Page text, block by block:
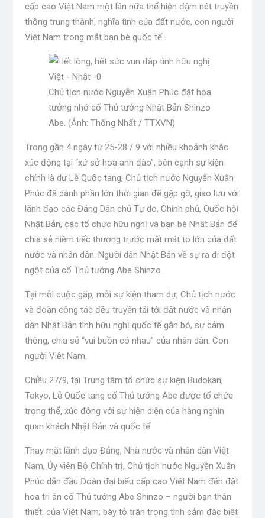
cấp cao Việt Nam một lần nữa thể hiện đậm nét truyền
thống trung thành, nghĩa tình của đất nước, con người
Việt Nam trong mắt bạn bè quốc tế.
Chủ tịch nước Nguyễn Xuân Phúc đặt hoa
tưởng nhớ cố Thủ tướng Nhật Bản Shinzo
Abe. (Ảnh: Thống Nhất / TTXVN)
Trong gần 4 ngày từ 25-28 / 9 với nhiều khoảnh khắc
xúc động tại “xứ sở hoa anh đào”, bên cạnh sự kiện
chính là dự Lễ Quốc tang, Chủ tịch nước Nguyễn Xuân
Phúc đã dành phần lớn thời gian để gặp gỡ, giao lưu với
lãnh đạo các Đảng Dân chủ Tự do, Chính phủ, Quốc hội
Nhật Bản, các tổ chức hữu nghị và bạn bè Nhật Bản để
chia sẻ niềm tiếc thương trước mất mát to lớn của đất
nước và nhân dân. Người dân Nhật Bản về sự ra đi đột
ngột của cố Thủ tướng Abe Shinzo.
Tại mỗi cuộc gặp, mỗi sự kiện tham dự, Chủ tịch nước
và đoàn công tác đều truyền tải tới đất nước và nhân
dân Nhật Bản tình hữu nghị quốc tế gắn bó, sự cảm
thông, chia sẻ “vui buồn có nhau” của nhân dân. Con
người Việt Nam.
Chiều 27/9, tại Trung tâm tổ chức sự kiện Budokan,
Tokyo, Lễ Quốc tang cố Thủ tướng Abe được tổ chức
trọng thể, xúc động với sự hiện diện của hàng nghìn
quan khách Nhật Bản và quốc tế.
Thay mặt lãnh đạo Đảng, Nhà nước và nhân dân Việt
Nam, Ủy viên Bộ Chính trị, Chủ tịch nước Nguyễn Xuân
Phúc dẫn đầu Đoàn đại biểu cấp cao Việt Nam đến đặt
hoa tri ân cố Thủ tướng Abe Shinzo – người bạn thân
thiết. của Việt Nam; bày tỏ trân trọng tình cảm đặc biệt